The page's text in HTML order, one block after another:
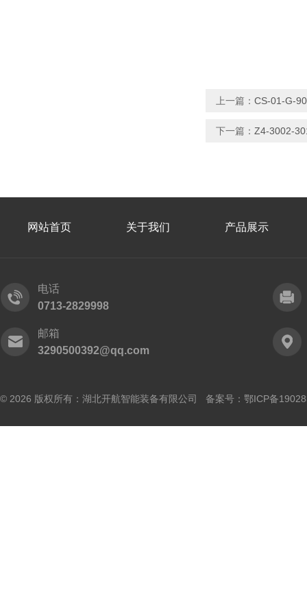
上一篇： CS-01-G-
下一篇： Z4-3002-
网站首页 关于我们 产品展示
电话
0713-2829998
邮箱
3290500392@qq.com
© 2026 版权所有：湖北开航智能装备有限公司 备案号： 鄂ICP备